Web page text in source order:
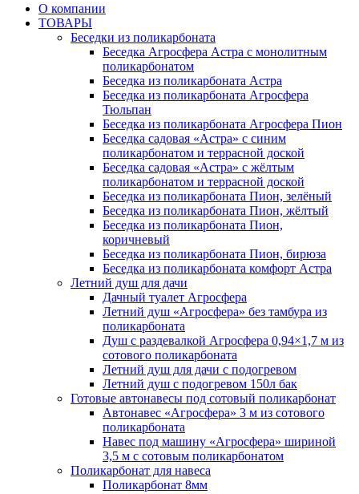
О компании
ТОВАРЫ
Беседки из поликарбоната
Беседка Агросфера Астра с монолитным
поликарбонатом
Беседка из поликарбоната Астра
Беседка из поликарбоната Агросфера
Тюльпан
Беседка из поликарбоната Агросфера Пион
Беседка садовая «Астра» с синим
поликарбонатом и террасной доской
Беседка садовая «Астра» с жёлтым
поликарбонатом и террасной доской
Беседка из поликарбоната Пион, зелёный
Беседка из поликарбоната Пион, жёлтый
Беседка из поликарбоната Пион,
коричневый
Беседка из поликарбоната Пион, бирюза
Беседка из поликарбоната комфорт Астра
Летний душ для дачи
Дачный туалет Агросфера
Летний душ «Агросфера» без тамбура из
поликарбоната
Душ с раздевалкой Агросфера 0,94×1,7 м из
сотового поликарбоната
Летний душ для дачи с подогревом
Летний душ с подогревом 150л бак
Готовые автонавесы под сотовый поликарбонат
Автонавес «Агросфера» 3 м из сотового
поликарбоната
Навес под машину «Агросфера» шириной
3,5 м с сотовым поликарбонатом
Поликарбонат для навеса
Поликарбонат 8мм